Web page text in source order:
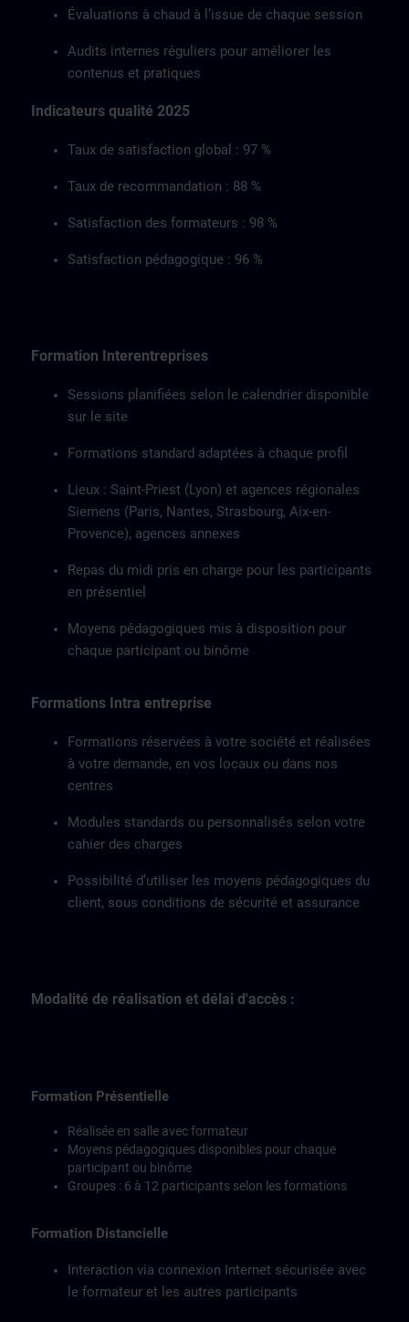
Évaluations à chaud à l’issue de chaque session
Audits internes réguliers pour améliorer les
contenus et pratiques
Indicateurs qualité 2025
Taux de satisfaction global : 97 %
Taux de recommandation : 88 %
Satisfaction des formateurs : 98 %
Satisfaction pédagogique : 96 %
Formation Interentreprises
Sessions planifiées selon le calendrier disponible
sur le site
Formations standard adaptées à chaque profil
Lieux : Saint-Priest (Lyon) et agences régionales
Siemens (Paris, Nantes, Strasbourg, Aix-en-
Provence), agences annexes
Repas du midi pris en charge pour les participants
en présentiel
Moyens pédagogiques mis à disposition pour
chaque participant ou binôme
Formations Intra entreprise
Formations réservées à votre société et réalisées
à votre demande, en vos locaux ou dans nos
centres
Modules standards ou personnalisés selon votre
cahier des charges
Possibilité d’utiliser les moyens pédagogiques du
client, sous conditions de sécurité et assurance
Modalité de réalisation et délai d'accès :
Formation Présentielle
Réalisée en salle avec formateur
Moyens pédagogiques disponibles pour chaque
participant ou binôme
Groupes : 6 à 12 participants selon les formations
Formation Distancielle
Interaction via connexion Internet sécurisée avec
le formateur et les autres participants